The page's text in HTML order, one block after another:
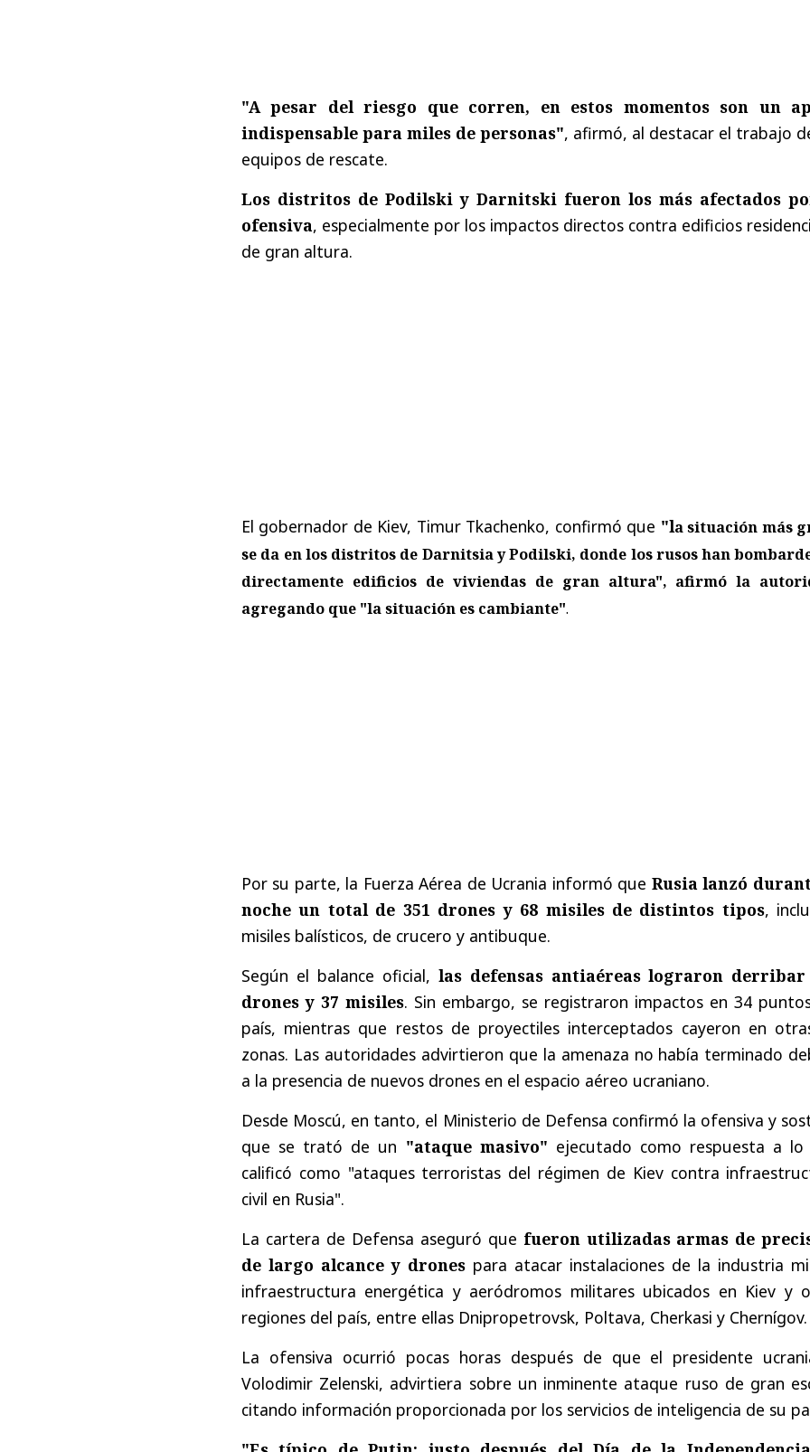
"A pesar del riesgo que corren, en estos momentos son un
indispensable para miles de personas", afirmó, al destacar el trabajo
equipos de rescate.
Los distritos de Podilski y Darnitski fueron los más afectados
ofensiva, especialmente por los impactos directos contra edificios
de gran altura.
El gobernador de Kiev, Timur Tkachenko, confirmó que "la situación más
se da en los distritos de Darnitsia y Podilski, donde los rusos han
directamente edificios de viviendas de gran altura", afirmó la
agregando que "la situación es cambiante".
Por su parte, la Fuerza Aérea de Ucrania informó que Rusia lanzó
noche un total de 351 drones y 68 misiles de distintos tipos,
misiles balísticos, de crucero y antibuque.
Según el balance oficial, las defensas antiaéreas lograron derribar
drones y 37 misiles. Sin embargo, se registraron impactos en 34
país, mientras que restos de proyectiles interceptados cayeron en
zonas. Las autoridades advirtieron que la amenaza no había terminado
a la presencia de nuevos drones en el espacio aéreo ucraniano.
Desde Moscú, en tanto, el Ministerio de Defensa confirmó la ofensiva y
que se trató de un "ataque masivo" ejecutado como respuesta a lo
calificó como "ataques terroristas del régimen de Kiev contra
civil en Rusia".
La cartera de Defensa aseguró que fueron utilizadas armas de
de largo alcance y drones para atacar instalaciones de la industria
infraestructura energética y aeródromos militares ubicados en Kiev y
regiones del país, entre ellas Dnipropetrovsk, Poltava, Cherkasi y Chernígov.
La ofensiva ocurrió pocas horas después de que el presidente
Volodimir Zelenski, advirtiera sobre un inminente ataque ruso de gran
citando información proporcionada por los servicios de inteligencia de su